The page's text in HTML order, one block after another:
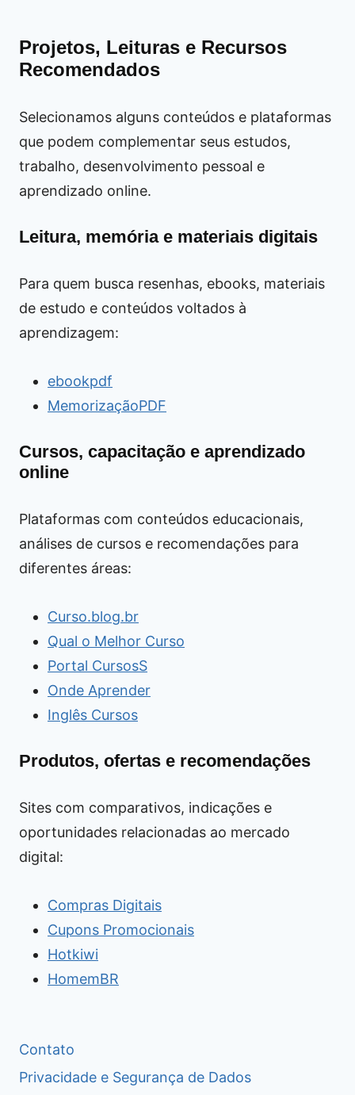
Projetos, Leituras e Recursos
Recomendados
Selecionamos alguns conteúdos e plataformas
que podem complementar seus estudos,
trabalho, desenvolvimento pessoal e
aprendizado online.
Leitura, memória e materiais digitais
Para quem busca resenhas, ebooks, materiais
de estudo e conteúdos voltados à
aprendizagem:
ebookpdf
MemorizaçãoPDF
Cursos, capacitação e aprendizado
online
Plataformas com conteúdos educacionais,
análises de cursos e recomendações para
diferentes áreas:
Curso.blog.br
Qual o Melhor Curso
Portal CursosS
Onde Aprender
Inglês Cursos
Produtos, ofertas e recomendações
Sites com comparativos, indicações e
oportunidades relacionadas ao mercado
digital:
Compras Digitais
Cupons Promocionais
Hotkiwi
HomemBR
Contato
Privacidade e Segurança de Dados